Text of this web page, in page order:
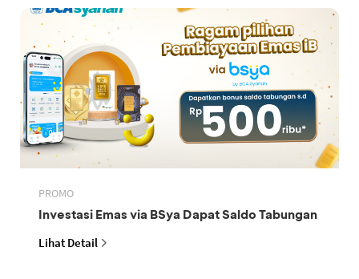
PROMO
Investasi Emas via BSya Dapat Saldo Tabungan
Lihat Detail